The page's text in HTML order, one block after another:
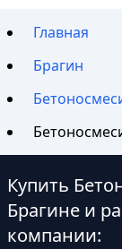
Главная
Брагин
Купить
Брагине и
компании: